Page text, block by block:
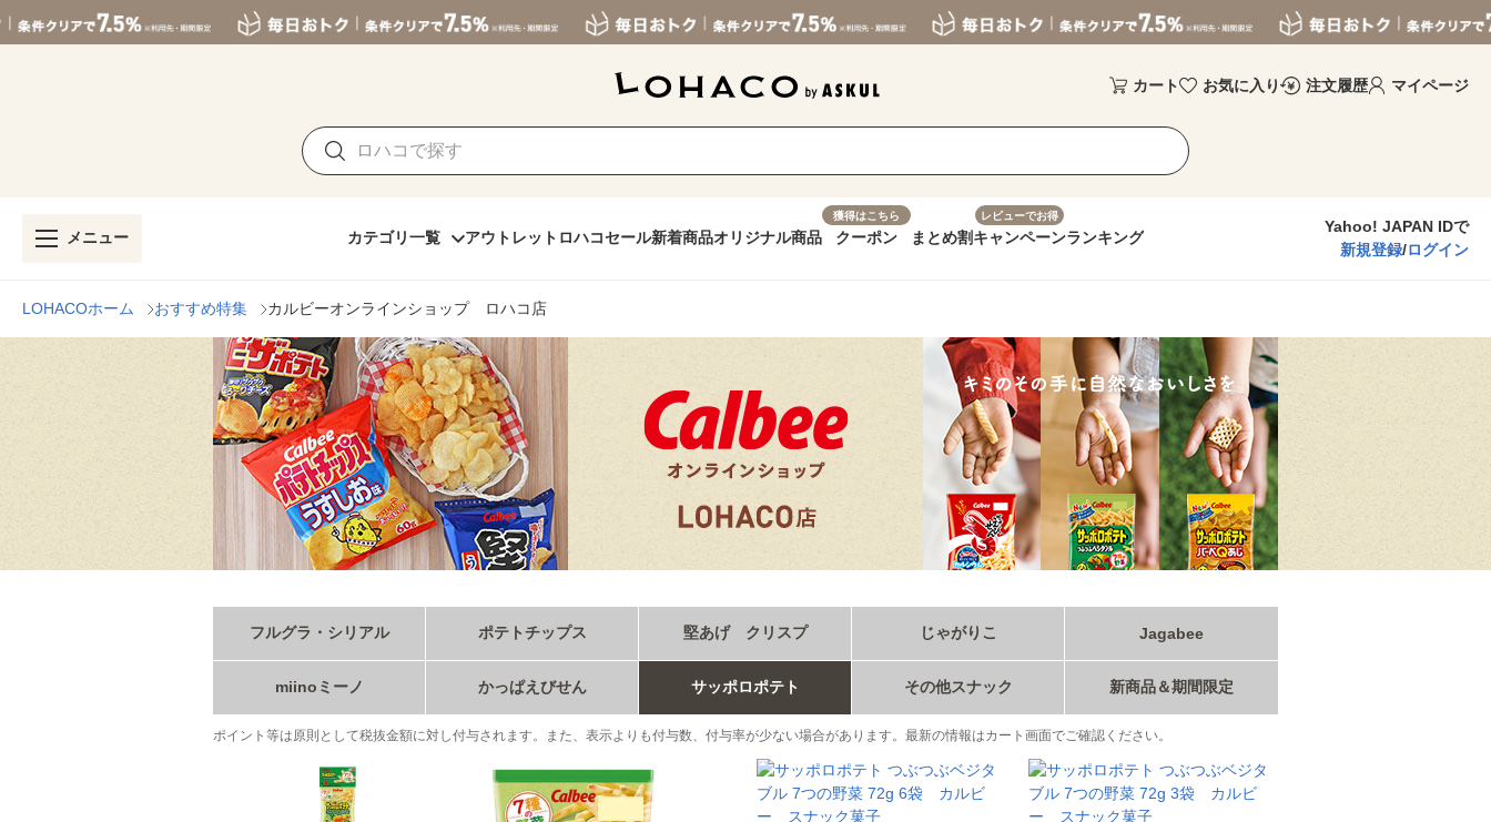
カート お気に入り 注文履歴 マイページ
メニュー カテゴリ一覧 アウトレット ロハコセール新着商品オリジナル商品
獲得はこちら
クーポン まとめ割
レビューでお得
キャンペーンランキング
Yahoo! JAPAN IDで
新規登録/ログイン
LOHACOホーム おすすめ特集 カルビーオンラインショップ ロハコ店
フルグラ・シリアル ポテトチップス 堅あげ クリスプ じゃがりこ Jagabee
miinoミーノ かっぱえびせん サッポロポテト その他スナック 新商品＆期間限定
ポイント等は原則として税抜金額に対し付与されます。また、表示よりも付与数、付与率が少ない場合があります。最新の情報はカート画面でご確認ください。